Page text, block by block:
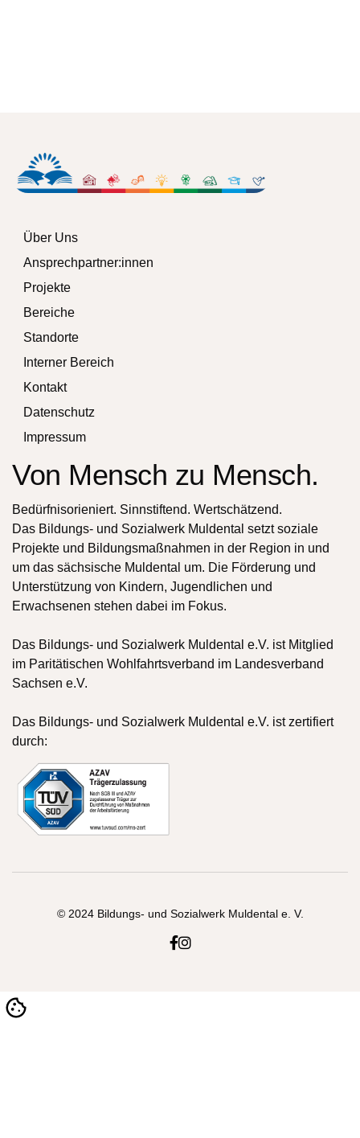
Über Uns
Ansprechpartner:innen
Projekte
Bereiche
Standorte
Interner Bereich
Kontakt
Datenschutz
Impressum
Von Mensch zu Mensch.
Bedürfnisorieniert. Sinnstiftend. Wertschätzend.
Das Bildungs- und Sozialwerk Muldental setzt soziale
Projekte und Bildungsmaßnahmen in der Region in und
um das sächsische Muldental um. Die Förderung und
Unterstützung von Kindern, Jugendlichen und
Erwachsenen stehen dabei im Fokus.
Das Bildungs- und Sozialwerk Muldental e.V. ist Mitglied
im Paritätischen Wohlfahrtsverband im Landesverband
Sachsen e.V.
Das Bildungs- und Sozialwerk Muldental e.V. ist zertifiert
durch:
© 2024 Bildungs- und Sozialwerk Muldental e. V.
